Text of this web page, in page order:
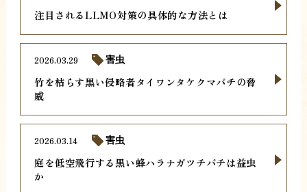
注目されるLLMO対策の具体的な方法とは
竹を枯らす黒い侵略者タイワンタケクマバチの脅
威
2026.03.29 害虫
庭を低空飛行する黒い蜂ハラナガツチバチは益虫
か
2026.03.14 害虫